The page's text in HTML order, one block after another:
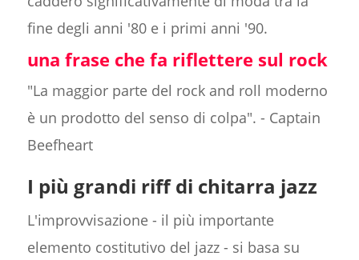
fine degli anni '80 e i primi anni '90.
una frase che fa riflettere sul rock
"La maggior parte del rock and roll moderno
è un prodotto del senso di colpa". - Captain
Beefheart
I più grandi riff di chitarra jazz
L'improvvisazione - il più importante
elemento costitutivo del jazz - si basa su